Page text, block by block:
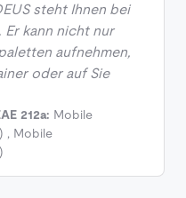
steht Ihnen bei
Er kann nicht nur
aufnehmen,
oder auf Sie
212a: Mobile
, Mobile